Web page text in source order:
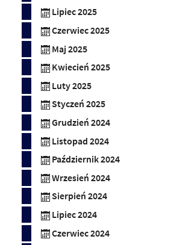
Lipiec 2025
Czerwiec 2025
Maj 2025
Kwiecień 2025
Luty 2025
Styczeń 2025
Grudzień 2024
Listopad 2024
Październik 2024
Wrzesień 2024
Sierpień 2024
Lipiec 2024
Czerwiec 2024